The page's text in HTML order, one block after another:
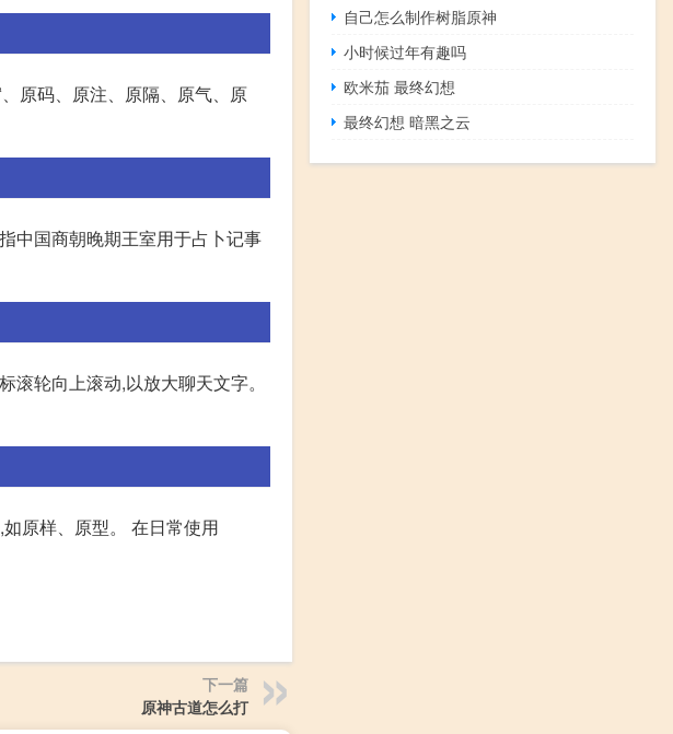
原码、原注、原隔、原气、原
中国商朝晚期王室用于占卜记事
轮向上滚动,以放大聊天文字。
原样、原型。 在日常使用
下一篇
原神古道怎么打
自己怎么制作树脂原神
小时候过年有趣吗
欧米茄 最终幻想
最终幻想 暗黑之云